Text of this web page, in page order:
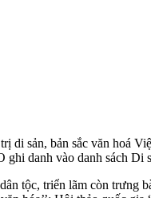
di sản, bản sắc văn hoá
danh vào danh sách
tộc, triển lãm còn trưng